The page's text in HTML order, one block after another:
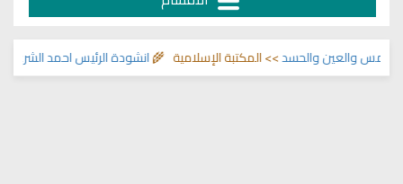
انشودة الرئيس احمد الشرع>> والحسد>> المكتبة الإسلامية 🌾